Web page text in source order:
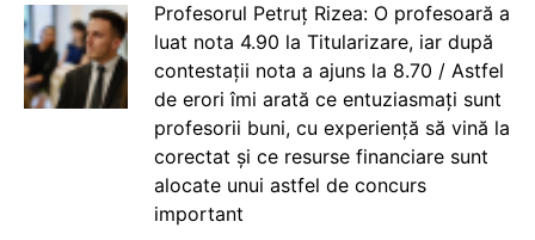
Profesorul Petruț Rizea: O profesoară a
luat nota 4.90 la Titularizare, iar după
contestații nota a ajuns la 8.70 / Astfel
de erori îmi arată ce entuziasmați sunt
profesorii buni, cu experiență să vină la
corectat și ce resurse financiare sunt
alocate unui astfel de concurs
important